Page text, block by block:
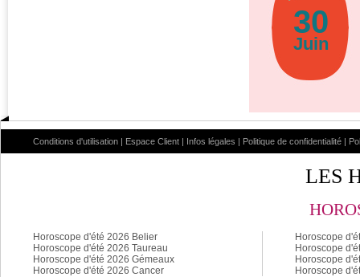
30
Juin
Conditions d'utilisation| Espace Client| Infos légales | Politique de confidentialité|
LES
Horoscope d'été 2026 Belier
Horoscope d'été 2026 Taureau
Horoscope d'été 2026 Gémeaux
Horoscope d'été 2026 Cancer
Horoscope
Horoscope
Horoscope
Horoscope